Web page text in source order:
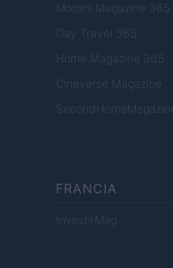
Motors Magazine 365
Day Travel 365
Home Magazine 365
Cineverse Magazine
SecondHomeMagazine
FRANCIA
InvestirMag